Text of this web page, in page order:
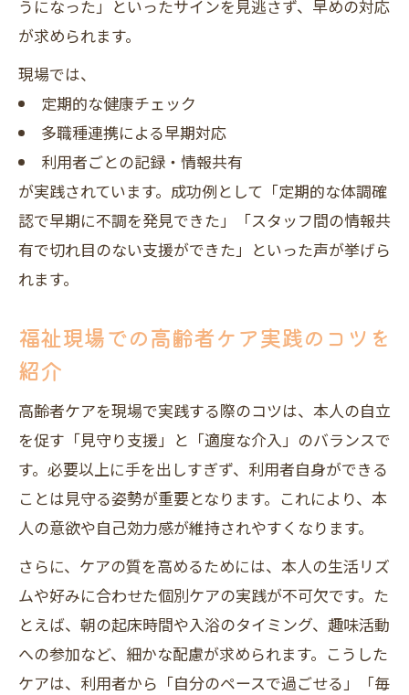
うになった」といったサインを見逃さず、早めの対応
が求められます。
現場では、
定期的な健康チェック
多職種連携による早期対応
利用者ごとの記録・情報共有
が実践されています。成功例として「定期的な体調確
認で早期に不調を発見できた」「スタッフ間の情報共
有で切れ目のない支援ができた」といった声が挙げら
れます。
福祉現場での高齢者ケア実践のコツを
紹介
高齢者ケアを現場で実践する際のコツは、本人の自立
を促す「見守り支援」と「適度な介入」のバランスで
す。必要以上に手を出しすぎず、利用者自身ができる
ことは見守る姿勢が重要となります。これにより、本
人の意欲や自己効力感が維持されやすくなります。
さらに、ケアの質を高めるためには、本人の生活リズ
ムや好みに合わせた個別ケアの実践が不可欠です。た
とえば、朝の起床時間や入浴のタイミング、趣味活動
への参加など、細かな配慮が求められます。こうした
ケアは、利用者から「自分のペースで過ごせる」「毎